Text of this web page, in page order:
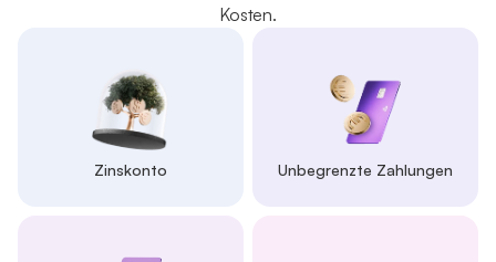
Kosten.
Zinskonto Unbegrenzte Zahlungen